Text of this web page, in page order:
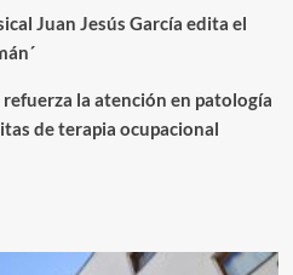
Juan Jesús García edita el
la atención en patología
de terapia ocupacional